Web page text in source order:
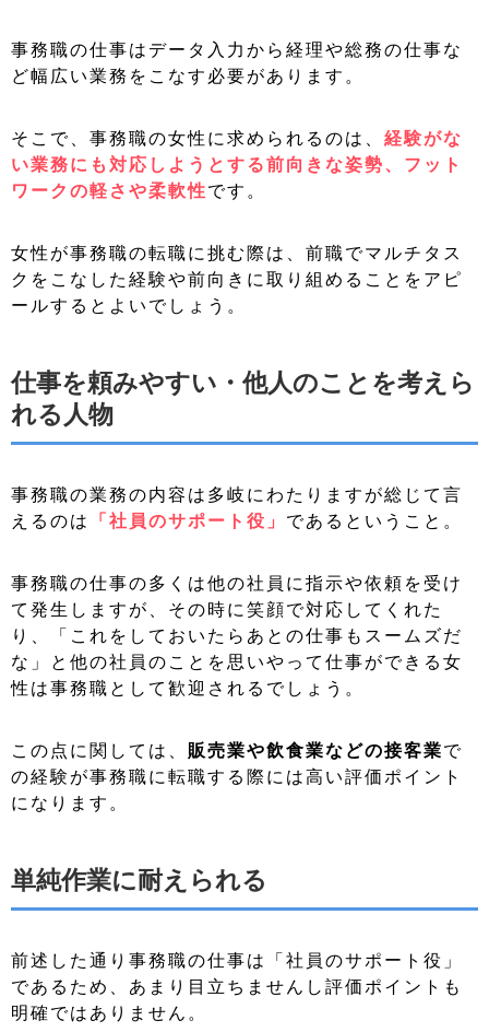
事務職の仕事はデータ入力から経理や総務の仕事な
ど幅広い業務をこなす必要があります。
そこで、事務職の女性に求められるのは、 経験がな
い業務にも対応しようとする前向きな姿勢、フット
ワークの軽さや柔軟性です。
女性が事務職の転職に挑む際は、前職でマルチタス
クをこなした経験や前向きに取り組めることをアピ
ールするとよいでしょう。
仕事を頼みやすい・他人のことを考えら
れる人物
事務職の業務の内容は多岐にわたりますが総じて言
えるのは
「社員のサポート役」 であるということ。
事務職の仕事の多くは他の社員に指示や依頼を受け
て発生しますが、その時に笑顔で対応してくれた
り、「これをしておいたらあとの仕事もスームズだ
な」と他の社員のことを思いやって仕事ができる女
性は事務職として歓迎されるでしょう。
この点に関しては、 販売業や飲食業などの接客業で
の経験が事務職に転職する際には高い評価ポイント
になります。
単純作業に耐えられる
前述した通り事務職の仕事は「社員のサポート役」
であるため、あまり目立ちませんし評価ポイントも
明確ではありません。